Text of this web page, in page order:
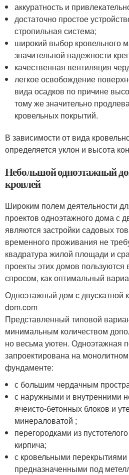
аккуратность и
достаточно простое
стропильная система;
широкий выбор кровельного
значительной надежности
качественная вентиляция
легкое освобождение
вида осадков по причине
тому же значительно
кровельных покрытий.
В зависимости от вида
определяется уклон и высота
Небольшой одноэтажный
кровлей
Широким полем деятельности
проектов одноэтажного дома с
являются застройки садовых
временного проживания не
квадратура жилой площади и
проекты этих домов
спросом, как оптимальный
Одноэтажный дом с двускатной
dom.com
Представленный типовой
минимальным количеством
но весьма уютен. Одноэтажная
запроектирована на
фундаменте:
с большим чердачным
с наружными и внутренними
ячеисто-бетонных блоков и
минераловатой ;
перегородками из
кирпича;
с кровельными
предназначенными под